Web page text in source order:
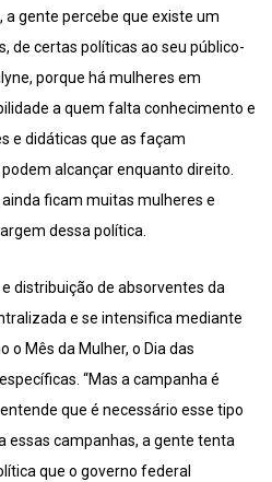
gente percebe que existe um
de certas políticas ao seu público-
porque há mulheres em
a quem falta conhecimento e
e didáticas que as façam
alcançar enquanto direito.
ficam muitas mulheres e
dessa política.
distribuição de absorventes da
e se intensifica mediante
o Mês da Mulher, o Dia das
“Mas a campanha é
que é necessário esse tipo
essas campanhas, a gente tenta
que o governo federal